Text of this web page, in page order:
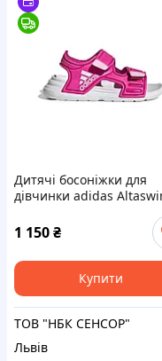
Дитячі босоніжки для
дівчинки adidas
1 150₴
Купити
ТОВ "НБК СЕНСОР"
Львів